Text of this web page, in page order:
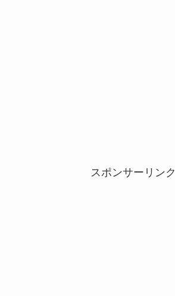
スポンサーリンク